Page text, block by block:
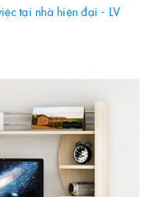
tại nhà hiện đại - LV